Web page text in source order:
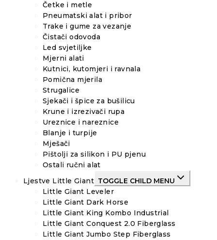
Četke i metle
Pneumatski alat i pribor
Trake i gume za vezanje
Čistači odovoda
Led svjetiljke
Mjerni alati
Kutnici, kutomjeri i ravnala
Pomična mjerila
Strugalice
Sjekači i špice za bušilicu
Krune i izrezivači rupa
Ureznice i nareznice
Blanje i turpije
Mješači
Pištolji za silikon i PU pjenu
Ostali ručni alat
Ljestve Little Giant TOGGLE CHILD MENU
Little Giant Leveler
Little Giant Dark Horse
Little Giant King Kombo Industrial
Little Giant Conquest 2.0 Fiberglass
Little Giant Jumbo Step Fiberglass